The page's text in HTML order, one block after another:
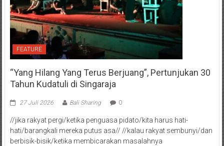
FEATURE
“Yang Hilang Yang Terus Berjuang”, Pertunjukan 30
Tahun Kudatuli di Singaraja
27 Juli 2026 Bali Sharing 0
//jika rakyat pergi/ketika penguasa pidato/kita harus hati-
hati/barangkali mereka putus asa// //kalau rakyat sembunyi/dan
berbisik-bisik/ketika membicarakan masalahnya